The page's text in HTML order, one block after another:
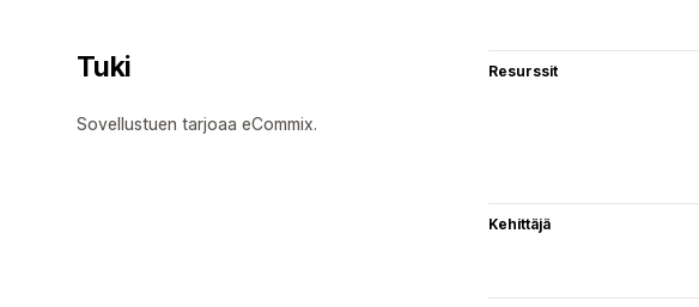
Tuki
Sovellustuen tarjoaa eCommix.
Resurssit
Kehittäjä